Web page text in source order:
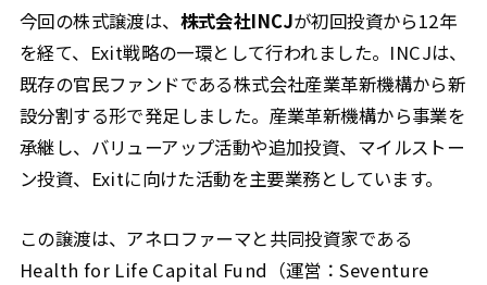
今回の株式譲渡は、 株式会社INCJが初回投資から12年
を経て、Exit戦略の一環として行われました。INCJは、
既存の官民ファンドである株式会社産業革新機構から新
設分割する形で発足しました。産業革新機構から事業を
承継し、バリューアップ活動や追加投資、マイルストー
ン投資、Exitに向けた活動を主要業務としています。
この譲渡は、アネロファーマと共同投資家である
Health for Life Capital Fund（運営：Seventure